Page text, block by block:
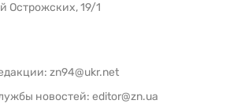
Острожских, 19/1
zn94@ukr.net
новостей: editor@zn.ua